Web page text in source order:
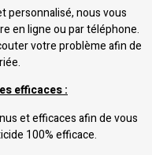
personnalisé, nous vous
en ligne ou par téléphone.
votre problème afin de
efficaces :
et efficaces afin de vous
100% efficace.